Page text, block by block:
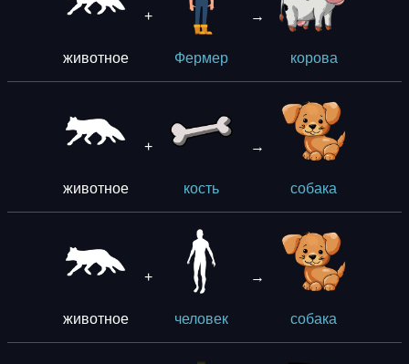
животное
+
Фермер
→
корова
животное
+
кость
→
собака
животное
+
человек
→
собака